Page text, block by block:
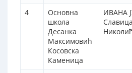
4
Основна
школа
Десанка
Максимовић
Косовска
Каменица
ИВАНА
Славица